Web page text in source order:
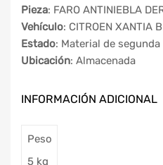
Pieza: FARO ANTINIEBLA
Vehículo: CITROEN XANTIA
Estado: Material de segunda
Ubicación: Almacenada
INFORMACIÓN ADICIONAL
Peso
5 kg